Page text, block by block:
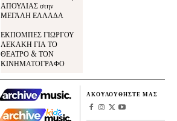
ΑΠΟΥΛΙΑΣ στην
ΜΕΓΑΛΗ ΕΛΛΑΔΑ
ΕΚΠΟΜΠΕΣ ΓΙΩΡΓΟΥ
ΛΕΚΑΚΗ ΓΙΑ ΤΟ
ΘΕΑΤΡΟ & ΤΟΝ
ΚΙΝΗΜΑΤΟΓΡΑΦΟ
ΑΚΟΥΛΟΥΘΗΣΤΕ ΜΑΣ